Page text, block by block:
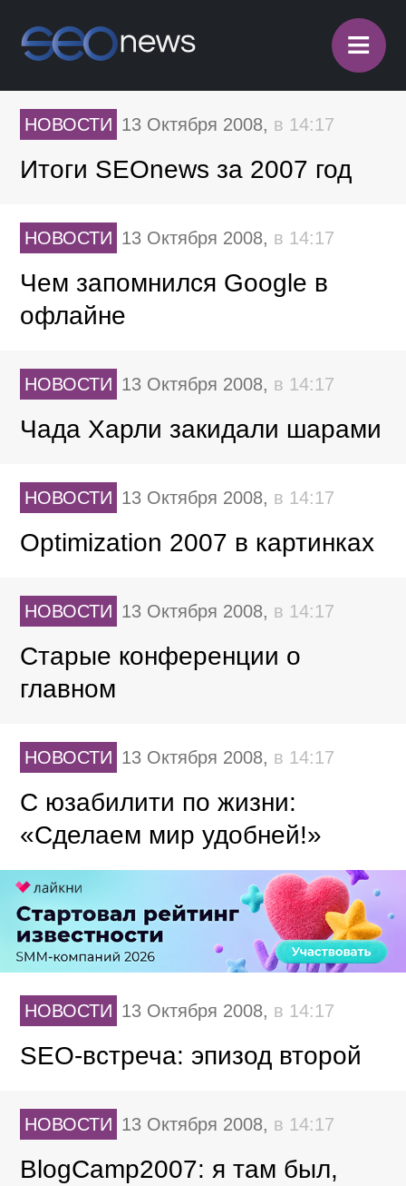
≡
НОВОСТИ 13 Октября 2008, в 14:17
Итоги SEOnews за 2007 год
НОВОСТИ 13 Октября 2008, в 14:17
Чем запомнился Google в
офлайне
НОВОСТИ 13 Октября 2008, в 14:17
Чада Харли закидали шарами
НОВОСТИ 13 Октября 2008, в 14:17
Optimization 2007 в картинках
НОВОСТИ 13 Октября 2008, в 14:17
Старые конференции о
главном
НОВОСТИ 13 Октября 2008, в 14:17
С юзабилити по жизни:
«Сделаем мир удобней!»
НОВОСТИ 13 Октября 2008, в 14:17
SEO-встреча: эпизод второй
НОВОСТИ 13 Октября 2008, в 14:17
BlogCamp2007: я там был,